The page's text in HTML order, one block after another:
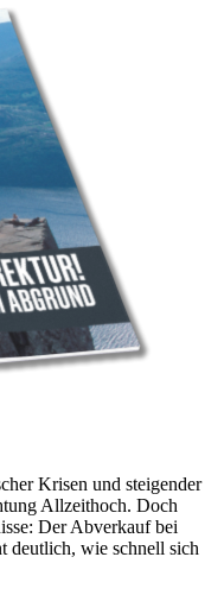
Krisen und steigender
Allzeithoch. Doch
Der Abverkauf bei
deutlich, wie schnell sich